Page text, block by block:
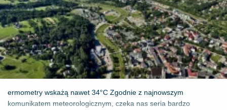
ermometry wskażą nawet 34°C Zgodnie z najnowszym
komunikatem meteorologicznym, czeka nas seria bardzo